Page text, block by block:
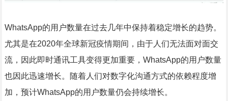
WhatsApp的用户数量在过去几年中保持着稳定增长的趋势。
尤其是在2020年全球新冠疫情期间，由于人们无法面对面交
流，因此即时通讯工具变得更加重要，WhatsApp的用户数量
也因此迅速增长。随着人们对数字化沟通方式的依赖程度增
加，预计WhatsApp的用户数量仍会持续增长。